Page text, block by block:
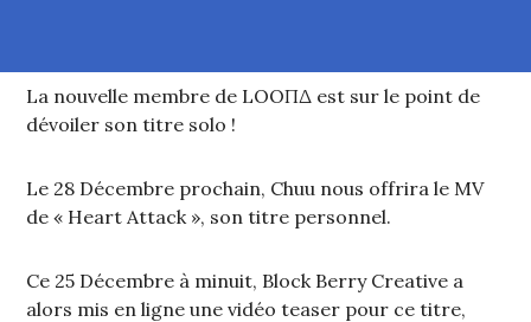
La nouvelle membre de LOOΠΔ est sur le point de
dévoiler son titre solo !
Le 28 Décembre prochain, Chuu nous offrira le MV
de « Heart Attack », son titre personnel.
Ce 25 Décembre à minuit, Block Berry Creative a
alors mis en ligne une vidéo teaser pour ce titre,